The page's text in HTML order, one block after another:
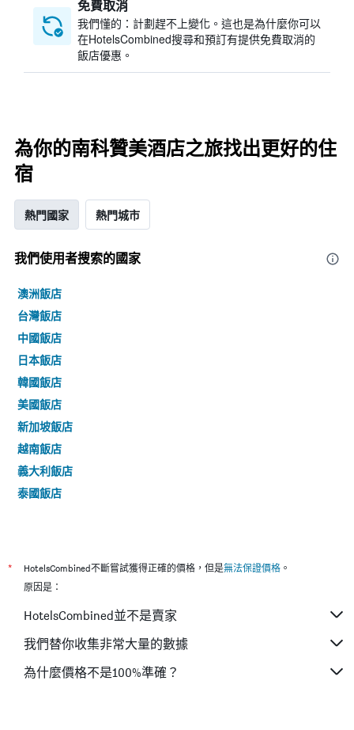
免費取消
我們懂的：計劃趕不上變化。這也是為什麼你可以
在HotelsCombined搜尋和預訂有提供免費取消的
飯店優惠。
為你的南科贊美酒店之旅找出更好的住
宿
熱門國家 熱門城市
我們使用者搜索的國家
澳洲飯店
台灣飯店
中國飯店
日本飯店
韓國飯店
美國飯店
新加坡飯店
越南飯店
義大利飯店
泰國飯店
* HotelsCombined不斷嘗試獲得正確的價格，但是無法保證價格 。
原因是：
HotelsCombined並不是賣家
我們替你收集非常大量的數據
為什麼價格不是100%準確？